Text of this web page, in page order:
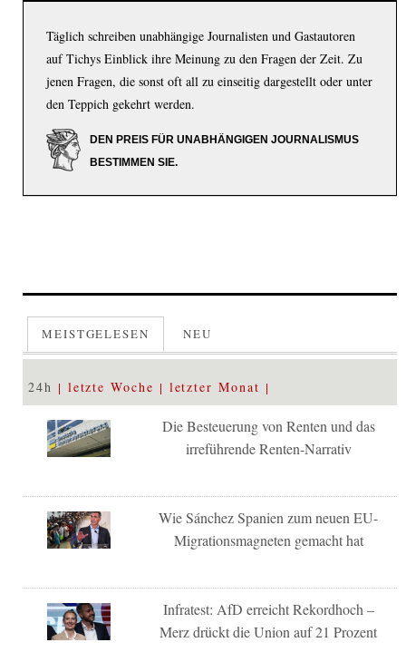
Täglich schreiben unabhängige Journalisten und Gastautoren
auf Tichys Einblick ihre Meinung zu den Fragen der Zeit. Zu
jenen Fragen, die sonst oft all zu einseitig dargestellt oder unter
den Teppich gekehrt werden.
DEN PREIS FÜR UNABHÄNGIGEN JOURNALISMUS
BESTIMMEN SIE.
MEISTGELESEN NEU
24h letzte Woche letzter Monat
Die Besteuerung von Renten und das
irreführende Renten-Narrativ
Wie Sánchez Spanien zum neuen EU-
Migrationsmagneten gemacht hat
Infratest: AfD erreicht Rekordhoch –
Merz drückt die Union auf 21 Prozent